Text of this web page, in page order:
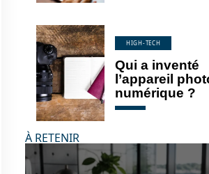
HIGH-TECH
Qui a inventé
l’appareil
numérique ?
À RETENIR